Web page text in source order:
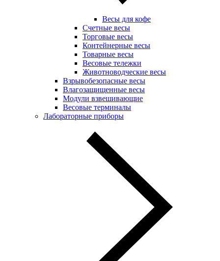
Весы для кофе
Счетные весы
Торговые весы
Контейнерные весы
Товарные весы
Весовые тележки
Животноводческие весы
Взрывобезопасные весы
Влагозащищенные весы
Модули взвешивающие
Весовые терминалы
Лабораторные приборы